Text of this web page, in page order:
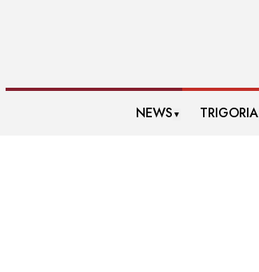
NEWS ▼ TRIGORIA